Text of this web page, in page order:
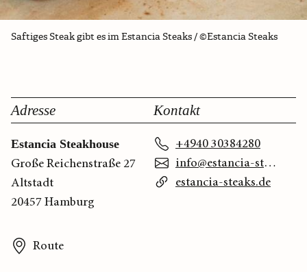
Saftiges Steak gibt es im Estancia Steaks / ©Estancia Steaks
Adresse
Estancia Steakhouse
Große Reichenstraße 27
Altstadt
20457 Hamburg
Route
Kontakt
+4940 30384280
info@estancia-steaks.de
estancia-steaks.de